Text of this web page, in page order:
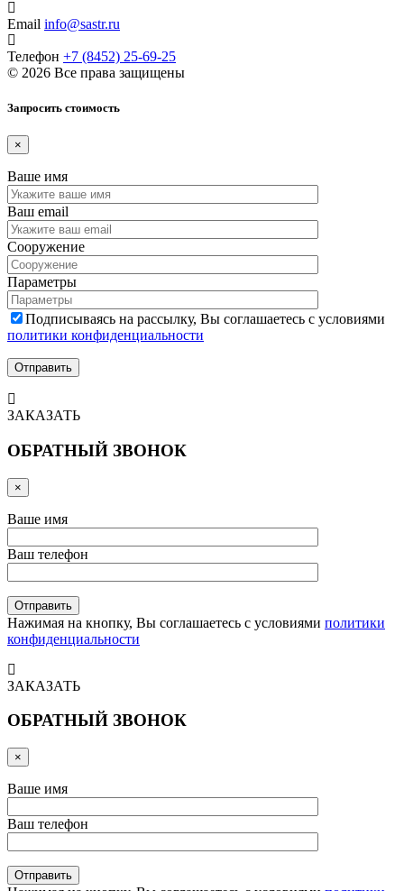
Email info@sastr.ru
Телефон +7 (8452) 25-69-25
© 2026 Все права защищены
Запросить стоимость
×
Ваше имя
Ваш email
Сооружение
Параметры
Подписываясь на рассылку, Вы соглашаетесь с условиями
политики конфиденциальности
ЗАКАЗАТЬ
ОБРАТНЫЙ ЗВОНОК
×
Ваше имя
Ваш телефон
Нажимая на кнопку, Вы соглашаетесь с условиями политики
конфиденциальности
ЗАКАЗАТЬ
ОБРАТНЫЙ ЗВОНОК
×
Ваше имя
Ваш телефон